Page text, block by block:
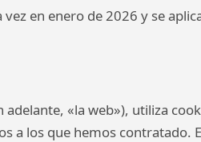
en enero de 2026 y se
adelante, «la web»), utiliza
a los que hemos